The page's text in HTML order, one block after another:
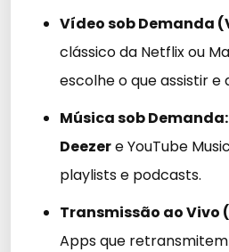
Vídeo sob Demanda
clássico da Netflix ou
escolhe o que assistir e
Música sob Demanda:
Deezere YouTube
playlists e podcasts.
Transmissão ao Vivo
Apps que